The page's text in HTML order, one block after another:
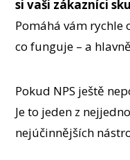
si vaši zákazníci
Pomáhá vám
co funguje – a
Pokud NPS ještě
Je to jeden z
nejúčinnějších